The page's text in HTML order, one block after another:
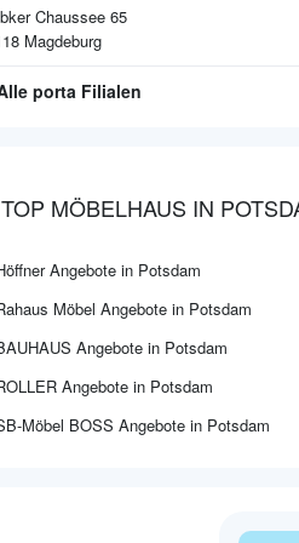
Chaussee 65
Magdeburg
porta Filialen
TOP MÖBELHAUS IN
Angebote in Potsdam
Möbel Angebote in Potsdam
Angebote in Potsdam
Angebote in Potsdam
Möbel BOSS Angebote in Potsdam